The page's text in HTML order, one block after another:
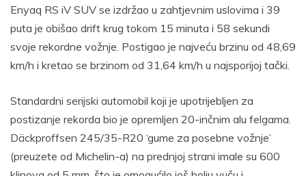
Enyaq RS iV SUV se izdržao u zahtjevnim uslovima i 39
puta je obišao drift krug tokom 15 minuta i 58 sekundi
svoje rekordne vožnje. Postigao je najveću brzinu od 48,69
km/h i kretao se brzinom od 31,64 km/h u najsporijoj tački.
Standardni serijski automobil koji je upotrijebljen za
postizanje rekorda bio je opremljen 20-inčnim alu felgama.
Däckproffsen 245/35-R20 ‘gume za posebne vožnje’
(preuzete od Michelin-a) na prednjoj strani imale su 600